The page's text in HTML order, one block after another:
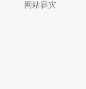
网站容灾